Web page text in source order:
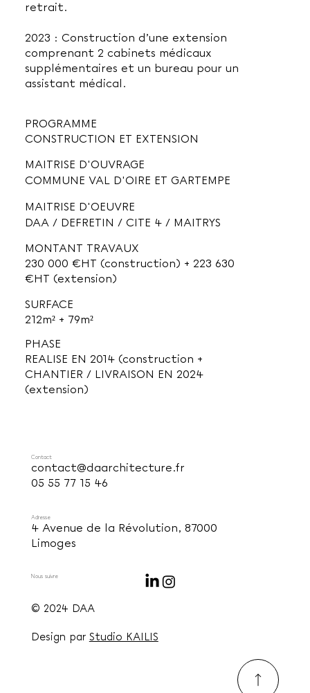
PROGRAMME
CONSTRUCTION ET EXTENSION
MAITRISE D'OUVRAGE
COMMUNE VAL D'OIRE ET GARTEMPE
MAITRISE D'OEUVRE
MONTANT TRAVAUX
DAA / DEFRETIN / CITE 4 / MAITRYS
230 000 €HT (construction) + 223 630
€HT (extension)
SURFACE
212m² + 79m²
PHASE
REALISE EN 2014 (construction +
CHANTIER / LIVRAISON EN 2024
(extension)
retrait.
2023 : Construction d’une extension
comprenant 2 cabinets médicaux
supplémentaires et un bureau pour un
assistant médical.
Contact
contact@daarchitecture.fr
05 55 77 15 46
Adresse
4 Avenue de la Révolution, 87000
Limoges
Nous suivre
© 2024 DAA
Design par Studio KAILIS